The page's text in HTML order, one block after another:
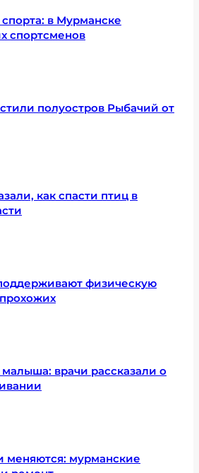
в Мурманске
спортсменов
полуостров Рыбачий от
как спасти птиц в
физическую
врачи рассказали о
меняются: мурманские